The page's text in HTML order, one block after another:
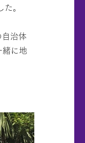
。
治体
に地